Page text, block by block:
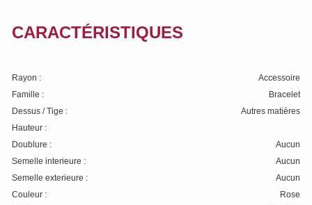
CARACTÉRISTIQUES
Rayon :
Accessoire
Famille :
Bracelet
Dessus / Tige :
Autres matières
Hauteur :
Doublure :
Aucun
Semelle interieure :
Aucun
Semelle exterieure :
Aucun
Couleur :
Rose